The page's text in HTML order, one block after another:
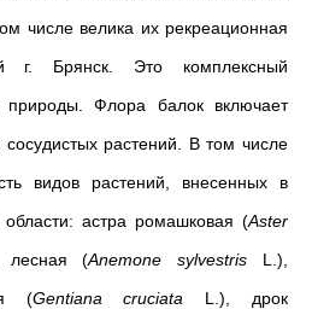
числе велика их рекреационная
г. Брянск. Это комплексный
Флора балок включает
растений. В том числе
видов растений, внесенных в
астра ромашковая (Aster
лесная (Anemone sylvestris L.),
(Gentiana cruciata L.), дрок